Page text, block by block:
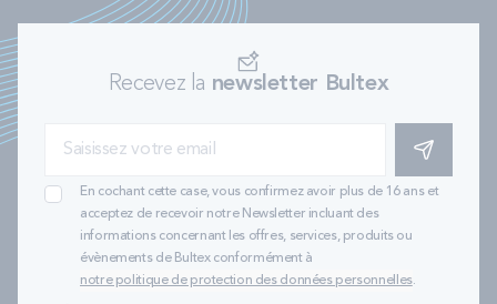
Recevez la newsletter Bultex
S'INSCRIRE
En cochant cette case, vous confirmez avoir plus de 16 ans et
acceptez de recevoir notre Newsletter incluant des
informations concernant les offres, services, produits ou
évènements de Bultex conformément à
notre politique de protection des données personnelles.